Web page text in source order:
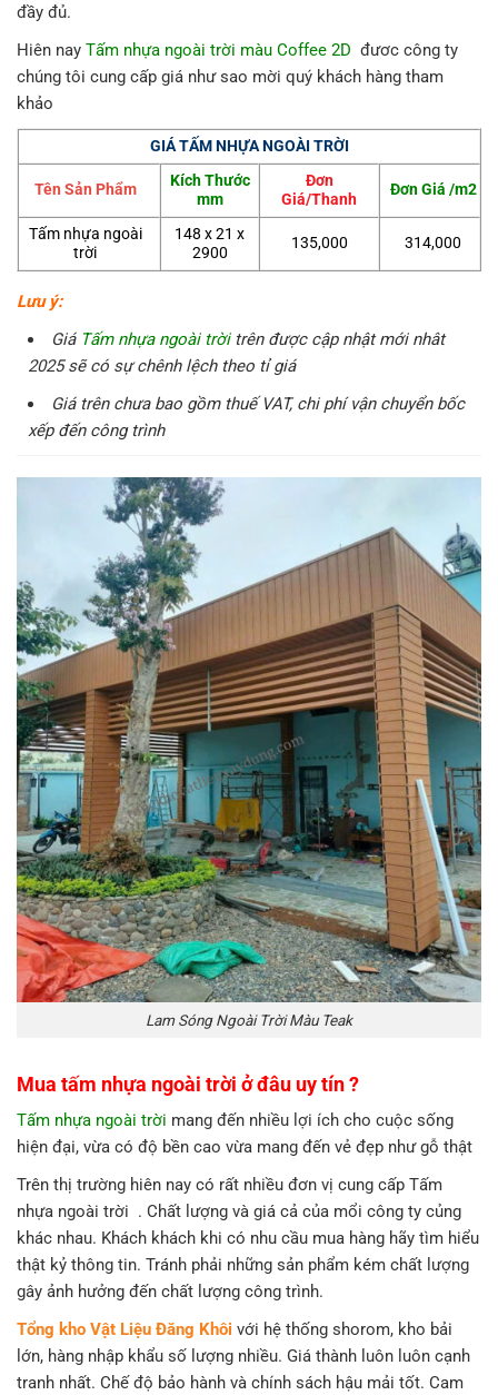
đầy đủ.
Hiên nay Tấm nhựa ngoài trời màu Coffee 2D đươc công ty
chúng tôi cung cấp giá như sao mời quý khách hàng tham
khảo
GIÁ TẤM NHỰA NGOÀI TRỜI
Tên Sản Phẩm
Kích Thước
mm
Đơn
Giá/Thanh
Đơn Giá /m2
Tấm nhựa ngoài
trời
148 x 21 x
2900
135,000 314,000
Lưu ý:
Giá Tấm nhựa ngoài trờitrên được cập nhật mới nhât
2025 sẽ có sự chênh lệch theo tỉ giá
Giá trên chưa bao gồm thuế VAT, chi phí vận chuyển bốc
xếp đến công trình
Lam Sóng Ngoài Trời Màu Teak
Mua tấm nhựa ngoài trời ở đâu uy tín ?
Tấm nhựa ngoài trời mang đến nhiều lợi ích cho cuộc sống
hiện đại, vừa có độ bền cao vừa mang đến vẻ đẹp như gỗ thật
Trên thị trường hiên nay có rất nhiều đơn vị cung cấp Tấm
nhựa ngoài trời . Chất lượng và giá cả của mổi công ty củng
khác nhau. Khách khách khi có nhu cầu mua hàng hãy tìm hiểu
thật kỷ thông tin. Tránh phải những sản phẩm kém chất lượng
gây ảnh hưởng đến chất lượng công trình.
Tổng kho Vật Liệu Đăng Khôi với hệ thống shorom, kho bải
lớn, hàng nhập khẩu số lượng nhiều. Giá thành luôn luôn cạnh
tranh nhất. Chế độ bảo hành và chính sách hậu mải tốt. Cam